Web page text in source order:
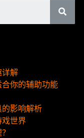
详解
你的辅助功能
影响解析
世界